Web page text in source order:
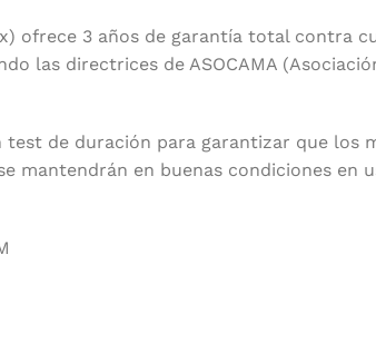
ofrece 3 años de garantía total contra
las directrices de ASOCAMA
test de duración para garantizar que los
mantendrán en buenas condiciones en